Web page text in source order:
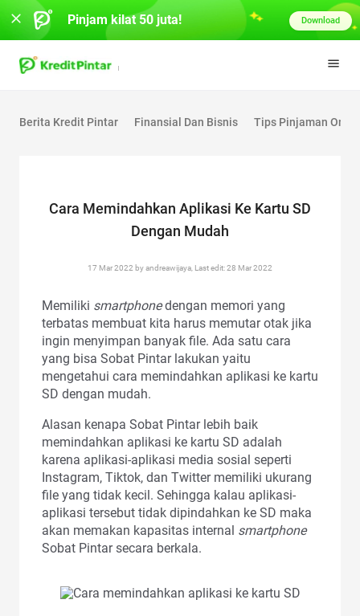
Berita Kredit Pintar Finansial Dan Bisnis Tips Pinjaman
Cara Memindahkan Aplikasi Ke Kartu SD
Dengan Mudah
17 Mar 2022 by andreawijaya, Last edit: 28 Mar 2022
Memiliki smartphonedengan memori yang
terbatas membuat kita harus memutar otak jika
ingin menyimpan banyak file. Ada satu cara
yang bisa Sobat Pintar lakukan yaitu
mengetahui cara memindahkan aplikasi ke kartu
SD dengan mudah.
Alasan kenapa Sobat Pintar lebih baik
memindahkan aplikasi ke kartu SD adalah
karena aplikasi-aplikasi media sosial seperti
Instagram, Tiktok, dan Twitter memiliki ukurang
file yang tidak kecil. Sehingga kalau aplikasi-
aplikasi tersebut tidak dipindahkan ke SD maka
akan memakan kapasitas internal smartphone
Sobat Pintar secara berkala.
Pinjam kilat 50 juta! Download